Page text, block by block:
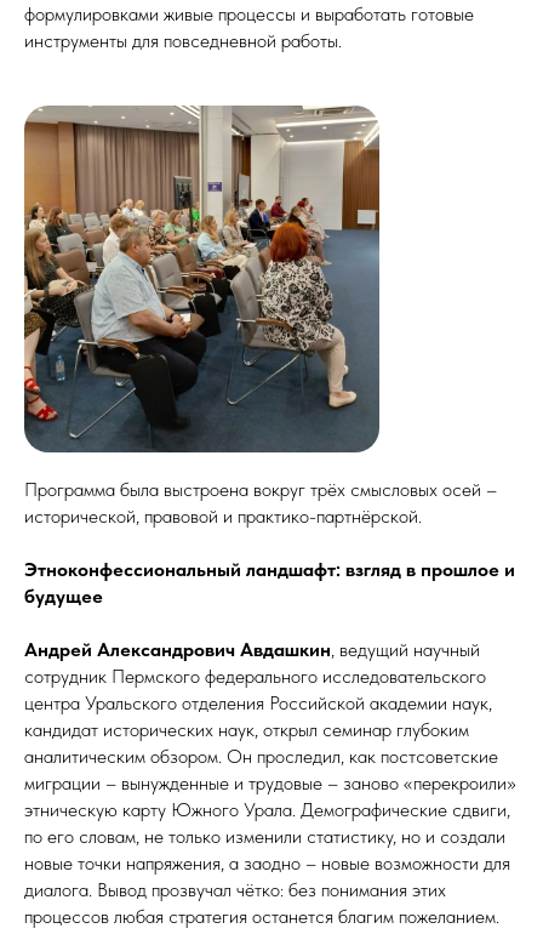
формулировками живые процессы и выработать готовые
инструменты для повседневной работы.
Программа была выстроена вокруг трёх смысловых осей –
исторической, правовой и практико-партнёрской.
Этноконфессиональный ландшафт: взгляд в прошлое и
будущее
Андрей Александрович Авдашкин , ведущий научный
сотрудник Пермского федерального исследовательского
центра Уральского отделения Российской академии наук,
кандидат исторических наук, открыл семинар глубоким
аналитическим обзором. Он проследил, как постсоветские
миграции – вынужденные и трудовые – заново «перекроили»
этническую карту Южного Урала. Демографические сдвиги,
по его словам, не только изменили статистику, но и создали
новые точки напряжения, а заодно – новые возможности для
диалога. Вывод прозвучал чётко: без понимания этих
процессов любая стратегия останется благим пожеланием.